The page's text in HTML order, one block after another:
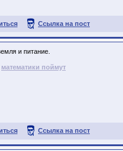
Ссылка на пост
и питание.
математики поймут
Ссылка на пост